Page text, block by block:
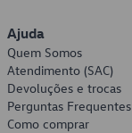
Ajuda
Quem Somos
Atendimento (SAC)
Devoluções e trocas
Perguntas Frequentes
Como comprar